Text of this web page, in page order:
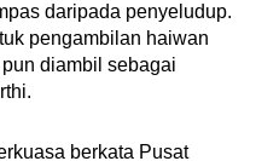
daripada penyeludup.
pengambilan haiwan
diambil sebagai
berkata Pusat